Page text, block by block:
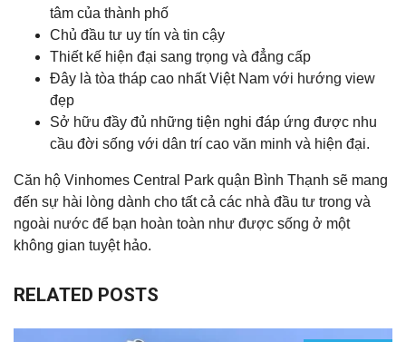
tâm của thành phố
Chủ đầu tư uy tín và tin cậy
Thiết kế hiện đại sang trọng và đẳng cấp
Đây là tòa tháp cao nhất Việt Nam với hướng view
đẹp
Sở hữu đầy đủ những tiện nghi đáp ứng được nhu
cầu đời sống với dân trí cao văn minh và hiện đại.
Căn hộ Vinhomes Central Park quận Bình Thạnh sẽ mang
đến sự hài lòng dành cho tất cả các nhà đầu tư trong và
ngoài nước để bạn hoàn toàn như được sống ở một
không gian tuyệt hảo.
RELATED POSTS